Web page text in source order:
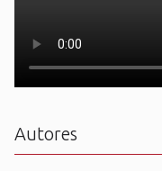
Autores